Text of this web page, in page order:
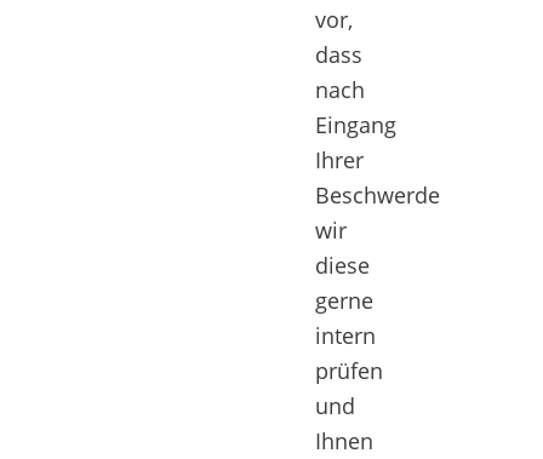
vor,
dass
nach
Eingang
Ihrer
Beschwerde
wir
diese
gerne
intern
prüfen
und
Ihnen